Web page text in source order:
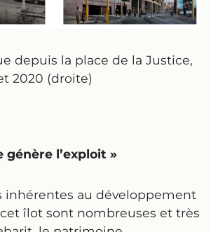
depuis la place de la Justice,
2020 (droite)
génère l’exploit »
inhérentes au développement
îlot sont nombreuses et très